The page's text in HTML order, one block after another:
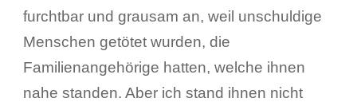
furchtbar und grausam an, weil unschuldige
Menschen getötet wurden, die
Familienangehörige hatten, welche ihnen
nahe standen. Aber ich stand ihnen nicht